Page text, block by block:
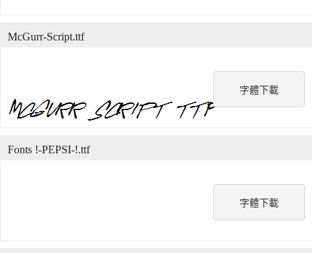
字體下載
McGurr-Script.ttf
字體下載
Fonts !-PEPSI-!.ttf